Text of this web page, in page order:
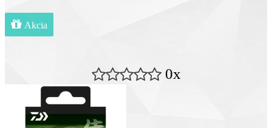
Akcia
0x